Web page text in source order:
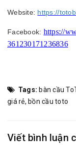
Website: https://
Facebook: https://
361230171236836
Tags: bàn cầu
giá rẻ, bồn cầu toto
Viết bình luận